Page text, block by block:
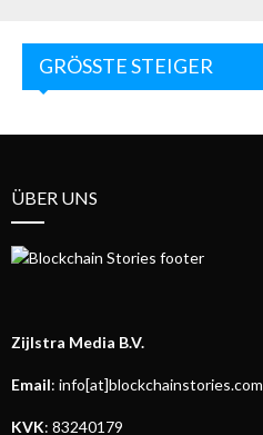
GRÖSSTE STEIGER
ÜBER UNS
Zijlstra Media B.V.
Email: info[at]blockchainstories.com
KVK: 83240179